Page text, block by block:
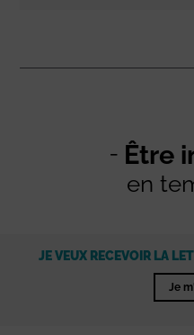
Être
en
JE VEUX RECEVOIR LA
Je